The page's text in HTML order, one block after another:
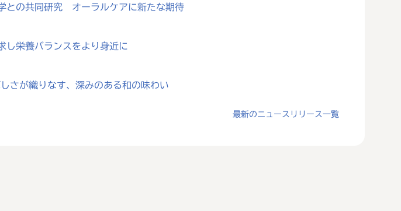
の共同研究 オーラルケアに新たな期待
し栄養バランスをより身近に
さが織りなす、深みのある和の味わい
最新のニュースリリース一覧